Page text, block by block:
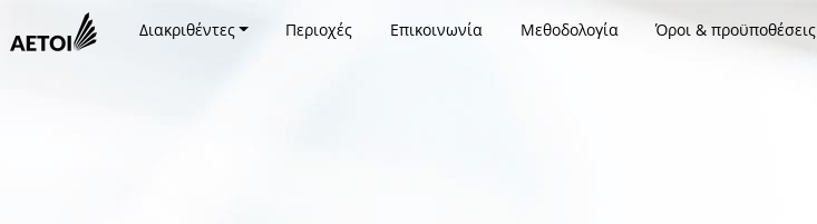
Διακριθέντες Περιοχές Επικοινωνία Μεθοδολογία Όροι & προϋποθέσεις